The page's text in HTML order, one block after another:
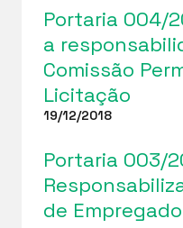
Portaria 004/
a
Comissão
Licitação
19/12/2018
Portaria 003/
de